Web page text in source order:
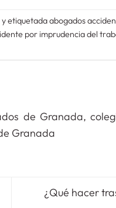
y etiquetadaabogados
por imprudencia del
de Granada,
Granada
¿Qué hacer